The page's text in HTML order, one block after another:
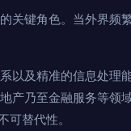
关键角色。当外界频
以及精准的信息处理
产乃至金融服务等领
替代性。